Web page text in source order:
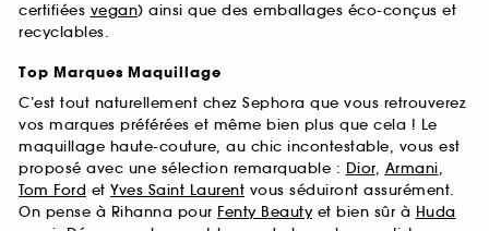
certifiées vegan) ainsi que des emballages éco-conçus et
recyclables.
Top Marques Maquillage
C’est tout naturellement chez Sephora que vous retrouverez
vos marques préférées et même bien plus que cela ! Le
maquillage haute-couture, au chic incontestable, vous est
proposé avec une sélection remarquable : Dior, Armani,
Tom Ford et Yves Saint Laurent vous séduiront assurément.
On pense à Rihanna pour Fenty Beautyet bien sûr à Huda